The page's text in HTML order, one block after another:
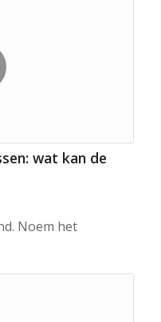
wat kan de
Noem het